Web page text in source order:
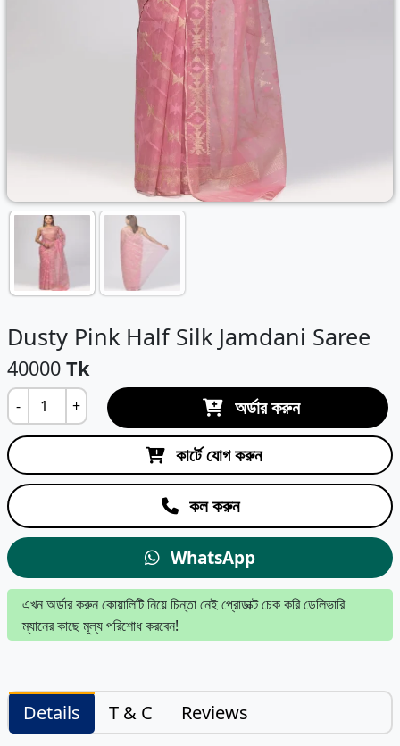
Dusty Pink Half Silk Jamdani Saree
40000 Tk
- + অর্ডার করুন
কার্টে যোগ করুন
কল করুন
WhatsApp
এখন অর্ডার করুন কোয়ালিটি নিয়ে চিন্তা নেই প্রোডাক্ট চেক করি ডেলিভারি
ম্যানের কাছে মূল্য পরিশোধ করবেন!
Details T & C Reviews